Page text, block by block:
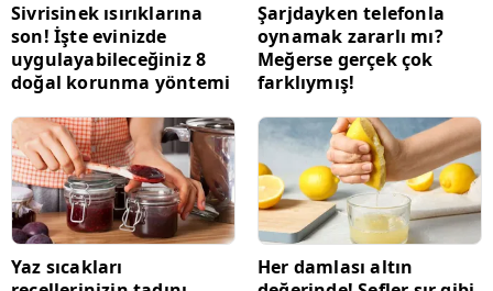
Sivrisinek ısırıklarına
son! İşte evinizde
uygulayabileceğiniz 8
doğal korunma yöntemi
Şarjdayken telefonla
oynamak zararlı mı?
Meğerse gerçek çok
farklıymış!
Yaz sıcakları
Her damlası altın